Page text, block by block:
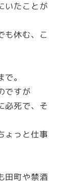
いたことが
も休む、こ
。
ですが
必死で、そ
ょっと仕事
田町や禁酒